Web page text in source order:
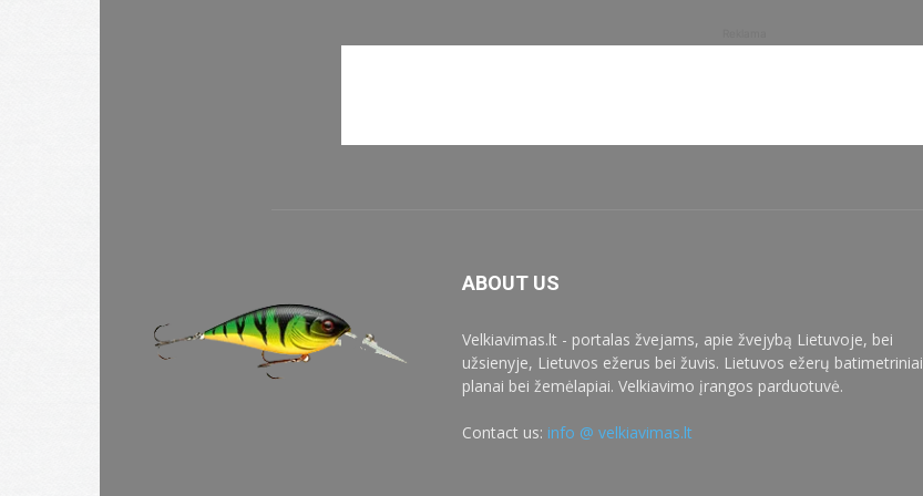
ABOUT US
Velkiavimas.lt - portalas žvejams, apie žvejybą Lietuvoje, bei
užsienyje, Lietuvos ežerus bei žuvis. Lietuvos ežerų batimetriniai
planai bei žemėlapiai. Velkiavimo įrangos parduotuvė.
Contact us: info @ velkiavimas.lt